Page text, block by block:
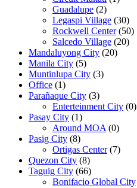
Guadalupe (2)
Legaspi Village (30)
Rockwell Center(50)
Salcedo Village (20)
Mandaluyong City (20)
Manila City (5)
Muntinlupa City (3)
Office (1)
Parañaque City (3)
Enterteinment City (0)
Pasay City (1)
Around MOA (0)
Pasig City (8)
Ortigas Center(7)
Quezon City (8)
Taguig City (66)
Bonifacio Global City